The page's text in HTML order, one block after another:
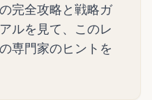
完全攻略と戦略ガ
ルを見て、このレ
専門家のヒントを